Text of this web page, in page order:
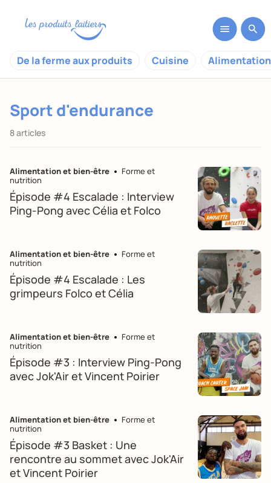
De la ferme aux produits Cuisine
Sport d'endurance
8 articles
Alimentation et bien-être
Forme et
nutrition
Épisode #4 Escalade : Interview
Ping-Pong avec Célia et Folco
Alimentation et bien-être
Forme et
nutrition
Épisode #4 Escalade : Les
grimpeurs Folco et Célia
Alimentation et bien-être
Forme et
nutrition
Épisode #3 : Interview Ping-Pong
avec Jok'Air et Vincent Poirier
Alimentation et bien-être
Forme et
nutrition
Épisode #3 Basket : Une
rencontre au sommet avec Jok'Air
et Vincent Poirier